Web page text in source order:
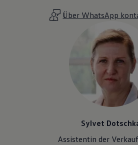
Über WhatsApp
Sylvet
Assistentin der